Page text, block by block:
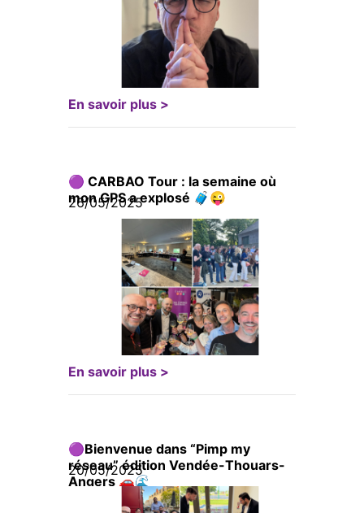
En savoir plus >
🟣 CARBAO Tour : la semaine où
mon GPS a explosé 🧳😜
26/05/2025
En savoir plus >
🟣Bienvenue dans “Pimp my
réseau” édition Vendée-Thouars-
Angers 🚗🌊
20/05/2025